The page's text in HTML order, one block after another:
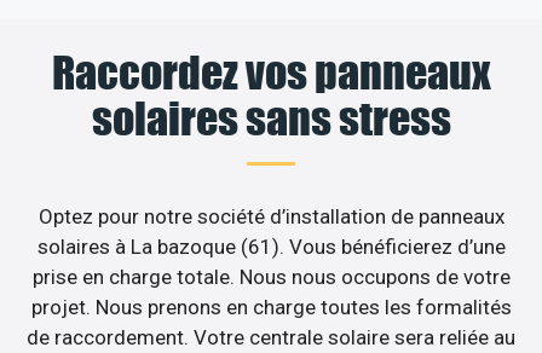
Raccordez vos panneaux
solaires sans stress
Optez pour notre société d’installation de panneaux
solaires à La bazoque (61). Vous bénéficierez d’une
prise en charge totale. Nous nous occupons de votre
projet. Nous prenons en charge toutes les formalités
de raccordement. Votre centrale solaire sera reliée au